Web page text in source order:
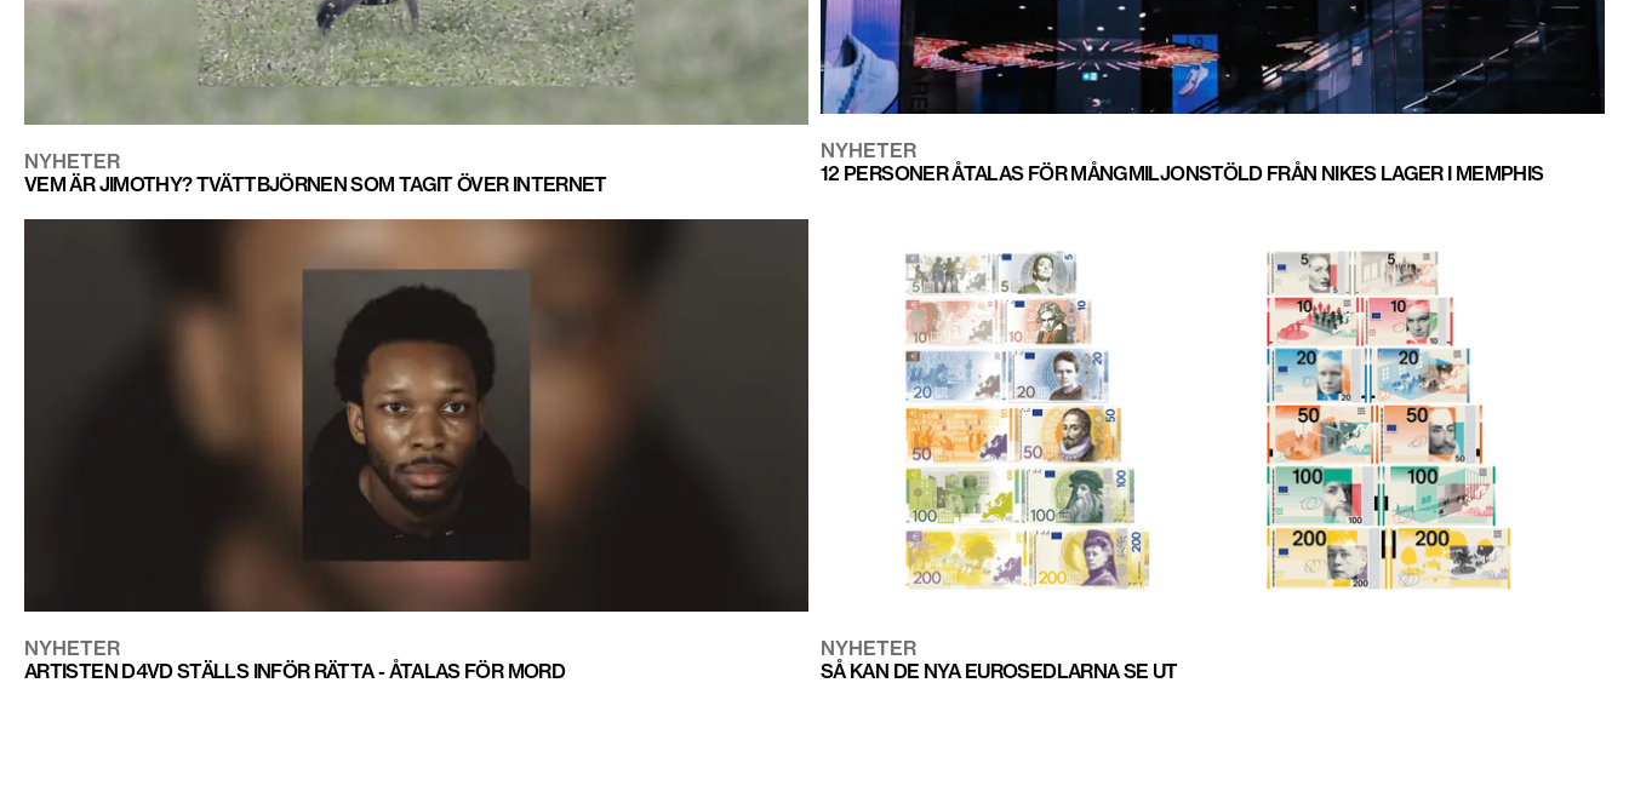
NYHETER
VEM ÄR JIMOTHY? TVÄTTBJÖRNEN SOM TAGIT ÖVER INTERNET
NYHETER
12 PERSONER ÅTALAS FÖR MÅNGMILJONSTÖLD FRÅN NIKES LAGER I MEMPHIS
NYHETER
ARTISTEN D4VD STÄLLS INFÖR RÄTTA - ÅTALAS FÖR MORD
NYHETER
SÅ KAN DE NYA EUROSEDLARNA SE UT